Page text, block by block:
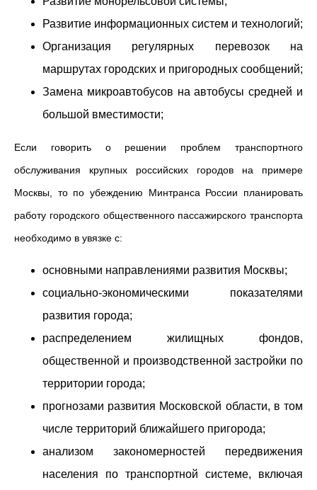
Развитие информационных систем и технологий;
Организация регулярных перевозок на
маршрутах городских и пригородных сообщений;
Замена микроавтобусов на автобусы средней и
большой вместимости;
Если говорить о решении проблем транспортного
обслуживания крупных российских городов на примере
Москвы, то по убеждению Минтранса России планировать
работу городского общественного пассажирского транспорта
необходимо в увязке с:
основными направлениями развития Москвы;
социально-экономическими показателями
развития города;
распределением жилищных фондов,
общественной и производственной застройки по
территории города;
прогнозами развития Московской области, в том
числе территорий ближайшего пригорода;
анализом закономерностей передвижения
населения по транспортной системе, включая